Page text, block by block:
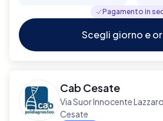
Pagamento in
Scegli giorno e
Cab Cesate
Via Suor Innocente
Cesate